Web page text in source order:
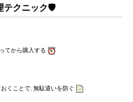
テクニック🛡️
てから購入する
くことで、無駄遣いを防ぐ